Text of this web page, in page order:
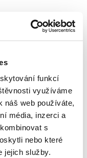
funkcí
využíváme
náš web používáte,
média, inzerci a
s
nebo které
jejich služby.